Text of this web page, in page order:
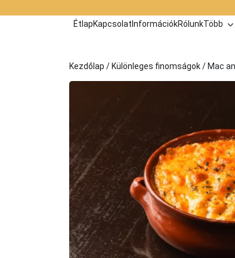
a
ÉtlapKapcsolat InformációkRólunkTöbb
Kezdőlap /Különleges finomságok/ Mac